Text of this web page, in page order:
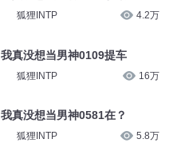
狐狸INTP 4.2万
我真没想当男神0109提车
狐狸INTP 16万
我真没想当男神0581在？
狐狸INTP 5.8万